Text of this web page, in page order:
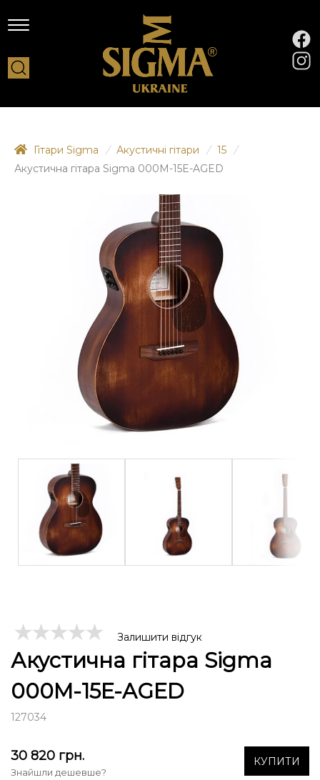
Гітари Sigma / Акустичні гітари / 15 /
Акустична гітара Sigma 000M-15E-AGED
Залишити відгук
Акустична гітара Sigma
000M-15E-AGED
127034
30 820 грн.
Знайшли дешевше?
КУПИТИ